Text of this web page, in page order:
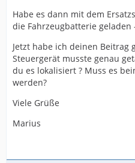
Habe es dann mit dem
die Fahrzeugbatterie geladen
Jetzt habe ich deinen Beitrag
Steuergerät musste genau
du es lokalisiert ? Muss es
werden?
Viele Grüße
Marius